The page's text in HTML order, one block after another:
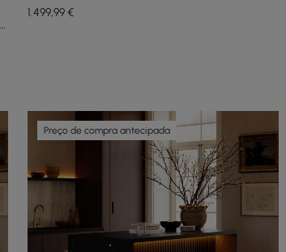
LED
1.499,99€
Preço de compra antecipada